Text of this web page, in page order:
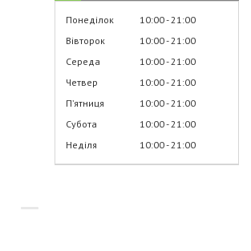
Понеділок 10:00 21:00
Вівторок
10:00 21:00
Середа
10:00 21:00
Четвер
10:00 21:00
Пʼятниця
10:00 21:00
Субота
10:00 21:00
Неділя
10:00 21:00